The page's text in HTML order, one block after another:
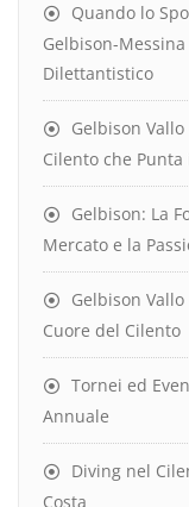
Quando lo
Gelbison-
Dilettantistico
Gelbison
Cilento che
Gelbison: La
Mercato e la
Gelbison
Cuore del Cilento
Tornei ed
Annuale
Diving nel
Costa